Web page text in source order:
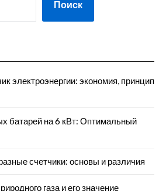
Поиск
электроэнергии: экономия, принцип
батарей на 6 кВт: Оптимальный
счетчики: основы и различия
газа и его значение